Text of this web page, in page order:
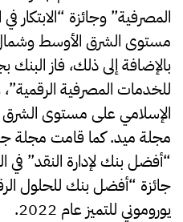
المصرفية” وجائزة “الابتكار
مستوى الشرق الأوسط وشمال
بالإضافة إلى ذلك، فاز البنك
للخدمات المصرفية
الإسلامي على مستوى
مجلة ميد. كما قامت مجلة
“أفضل بنك لإدارة النقد”
جائزة “أفضل بنك للحلول
يوروموني للتميز عام 2022.